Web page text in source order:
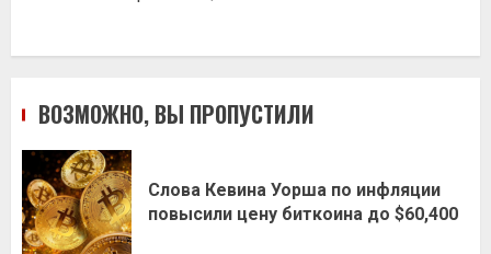
ВОЗМОЖНО, ВЫ ПРОПУСТИЛИ
Слова Кевина Уорша по инфляции
повысили цену биткоина до $60,400